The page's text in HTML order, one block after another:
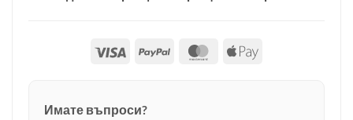
Visa PayPal MasterCard
Apple
Имате въпроси?